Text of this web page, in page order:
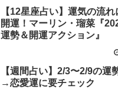
【12星座占い】運気の流
開運！マーリン・瑠菜『
運勢＆開運アクション』
【週間占い】2/3〜2/9の
→恋愛運に要チェック